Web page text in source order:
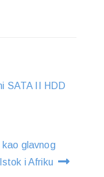
SATA II HDD
glavnog
i Afriku